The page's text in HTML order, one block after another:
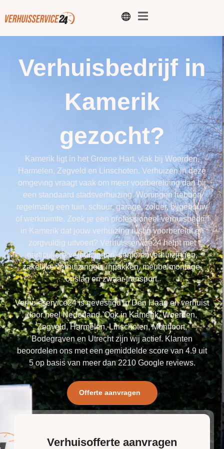
Verhuisbedrijf in
Kamerik
gezocht?
Kamerik ligt in het Groene Hart, vlak bij Woerden,
Harmelen, Zegveld en Linschoten. Verhuizen in deze
omgeving vraagt vaak om meer voorbereiding dan bij
een standaard stadsverhuizing. Woningen hebben
regelmatig een tuin, schuur, garage, zolder, bijgebouw
of werkruimte. Zoek je een professioneel verhuisbedrijf
in Kamerik dat jouw verhuizing rustig voorbereidt en
zorgvuldig uitvoert? Verhuisservice24 helpt met
particuliere verhuizingen, seniorenverhuizingen,
zakelijke verhuizingen, inpakken, meubelmontage,
opslag en zwaar transport.
Verhuisservice24 is gevestigd in Den Haag en verhuist
door heel Nederland. Ook in Kamerik, Woerden,
Zegveld, Harmelen, Linschoten, Montfoort,
Bodegraven en Utrecht zijn wij actief. Klanten
beoordelen ons met een gemiddelde score van 4.9 uit
5 op basis van meer dan 2210 Google reviews.
Offerte aanvragen
Verhuisofferte aanvragen